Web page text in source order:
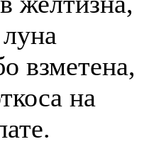
взметена,
на